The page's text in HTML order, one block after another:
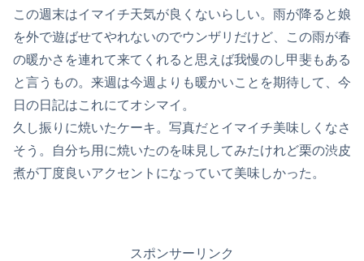
この週末はイマイチ天気が良くないらしい。雨が降ると娘
を外で遊ばせてやれないのでウンザリだけど、この雨が春
の暖かさを連れて来てくれると思えば我慢のし甲斐もある
と言うもの。来週は今週よりも暖かいことを期待して、今
日の日記はこれにてオシマイ。
久し振りに焼いたケーキ。写真だとイマイチ美味しくなさ
そう。自分ち用に焼いたのを味見してみたけれど栗の渋皮
煮が丁度良いアクセントになっていて美味しかった。
スポンサーリンク